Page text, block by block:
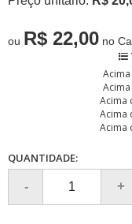
ou R$ 22,00 no
Acima
Acima
Acima
QUANTIDADE: